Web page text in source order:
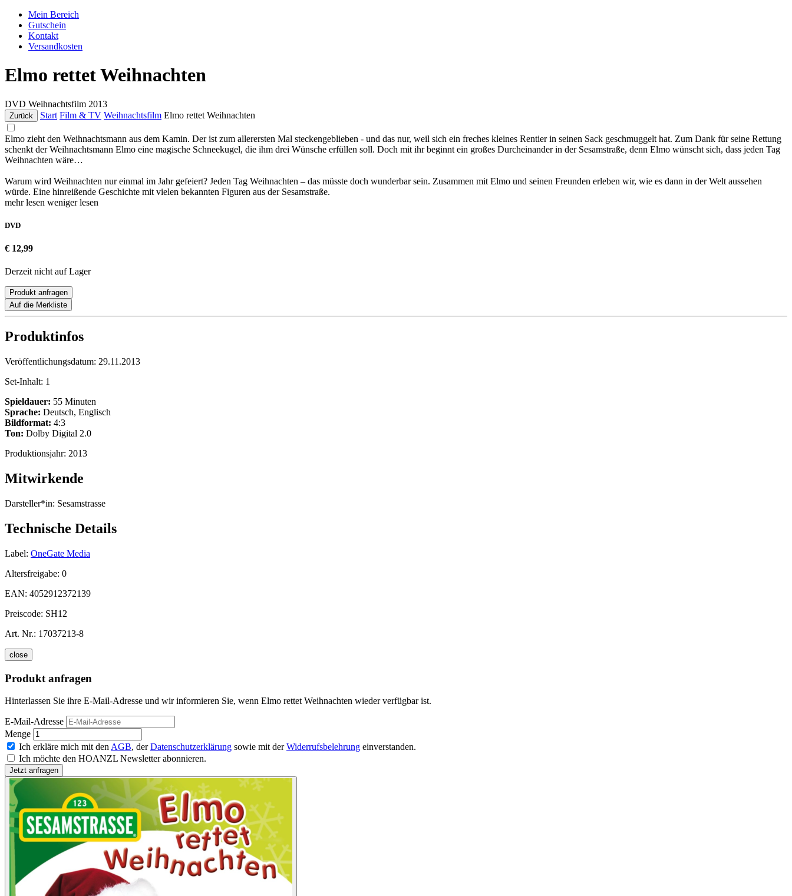
Mein Bereich
Gutschein
Kontakt
Versandkosten
Elmo rettet Weihnachten
DVD Weihnachtsfilm 2013
Zurück Start Film & TV Weihnachtsfilm Elmo rettet Weihnachten
Elmo zieht den Weihnachtsmann aus dem Kamin. Der ist zum allerersten Mal steckengeblieben - und das nur, weil sich ein freches kleines Rentier in seinen Sack geschmuggelt hat. Zum Dank für seine Rettung
schenkt der Weihnachtsmann Elmo eine magische Schneekugel, die ihm drei Wünsche erfüllen soll. Doch mit ihr beginnt ein großes Durcheinander in der Sesamstraße, denn Elmo wünscht sich, dass jeden Tag
Weihnachten wäre…
Warum wird Weihnachten nur einmal im Jahr gefeiert? Jeden Tag Weihnachten – das müsste doch wunderbar sein. Zusammen mit Elmo und seinen Freunden erleben wir, wie es dann in der Welt aussehen
würde. Eine hinreißende Geschichte mit vielen bekannten Figuren aus der Sesamstraße.
mehr lesen weniger lesen
DVD
€ 12,99
Derzeit nicht auf Lager
Produkt anfragen
Auf die Merkliste
Produktinfos
Veröffentlichungsdatum: 29.11.2013
Set-Inhalt: 1
Spieldauer: 55 Minuten
Sprache: Deutsch, Englisch
Bildformat: 4:3
Ton: Dolby Digital 2.0
Produktionsjahr: 2013
Mitwirkende
Darsteller*in: Sesamstrasse
Technische Details
Label: OneGate Media
Altersfreigabe: 0
EAN: 4052912372139
Preiscode: SH12
Art. Nr.: 17037213-8
close
Produkt anfragen
Hinterlassen Sie ihre E-Mail-Adresse und wir informieren Sie, wenn Elmo rettet Weihnachten wieder verfügbar ist.
E-Mail-Adresse
Menge
Ich erkläre mich mit den AGB, derDatenschutzerklärung sowie mit derWiderrufsbelehrung einverstanden.
Ich möchte den HOANZL Newsletter abonnieren.